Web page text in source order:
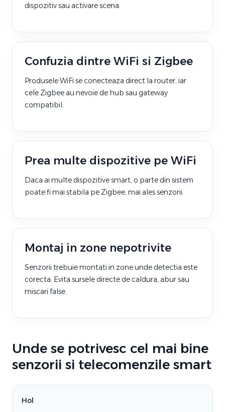
dispozitiv sau activare scena.
Confuzia dintre WiFi si Zigbee
Produsele WiFi se conecteaza direct la router, iar
cele Zigbee au nevoie de hub sau gateway
compatibil.
Prea multe dispozitive pe WiFi
Daca ai multe dispozitive smart, o parte din sistem
poate fi mai stabila pe Zigbee, mai ales senzorii.
Montaj in zone nepotrivite
Senzorii trebuie montati in zone unde detectia este
corecta. Evita sursele directe de caldura, abur sau
miscari false.
Unde se potrivesc cel mai bine
senzorii si telecomenzile smart
Hol